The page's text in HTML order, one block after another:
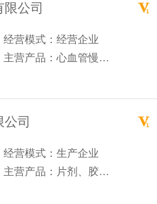
公司
经营模式：经营企业
主营产品：心血管慢病类，风湿骨病类，浓缩丸剂类，儿童用药类等
司
经营模式：生产企业
主营产品：片剂、胶囊剂、颗粒剂、原料药